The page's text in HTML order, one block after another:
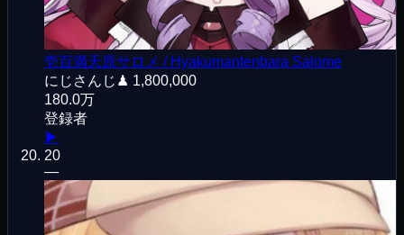
壱百満天原サロメ / Hyakumantenbara Salome
にじさんじ ♟ 1,800,000
180.0万
登録者
▶
20
—